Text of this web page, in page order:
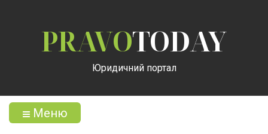
PRAVOTODAY
Юридичний портал
Меню